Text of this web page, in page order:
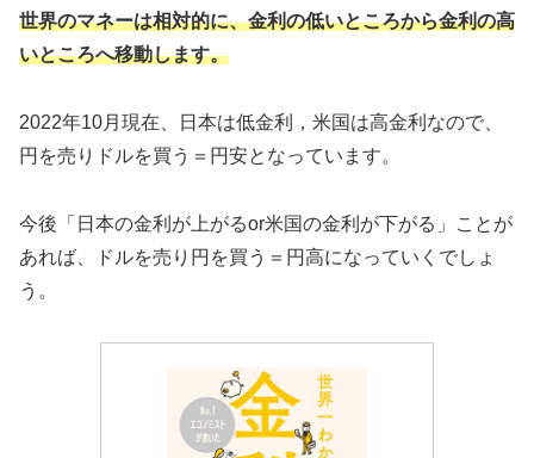
世界のマネーは相対的に、金利の低いところから金利の高
いところへ移動します。
2022年10月現在、日本は低金利，米国は高金利なので、
円を売りドルを買う＝円安となっています。
今後「日本の金利が上がるor米国の金利が下がる」ことが
あれば、ドルを売り円を買う＝円高になっていくでしょ
う。